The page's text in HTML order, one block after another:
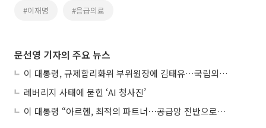
#이재명 #응급의료
문선영 기자의 주요 뉴스
이 대통령, 규제합리화위 부위원장에 김태유…국립외교원장 김흥규
레버리지 사태에 묻힌 ‘AI 청사진’
이 대통령 “아르헨, 최적의 파트너⋯공급망 전반으로 확대”